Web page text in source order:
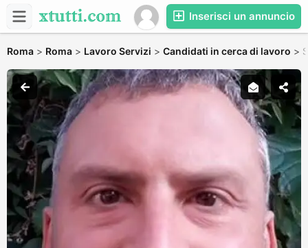
Inserisci un annuncio
Roma > Roma > Lavoro Servizi > Candidati in cerca di lavoro >